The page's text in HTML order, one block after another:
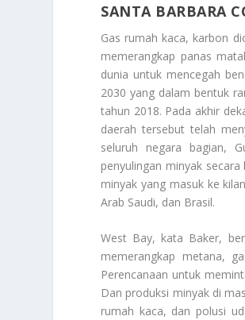
SANTA BARBARA
Gas rumah kaca, karbon
memerangkap panas
dunia untuk mencegah
2030 yang dalam bentuk
tahun 2018. Pada akhir
daerah tersebut telah
seluruh negara bagian,
penyulingan minyak
minyak yang masuk ke
Arab Saudi, dan Brasil.
West Bay, kata Baker,
memerangkap metana,
Perencanaan untuk
Dan produksi minyak di
rumah kaca, dan polusi